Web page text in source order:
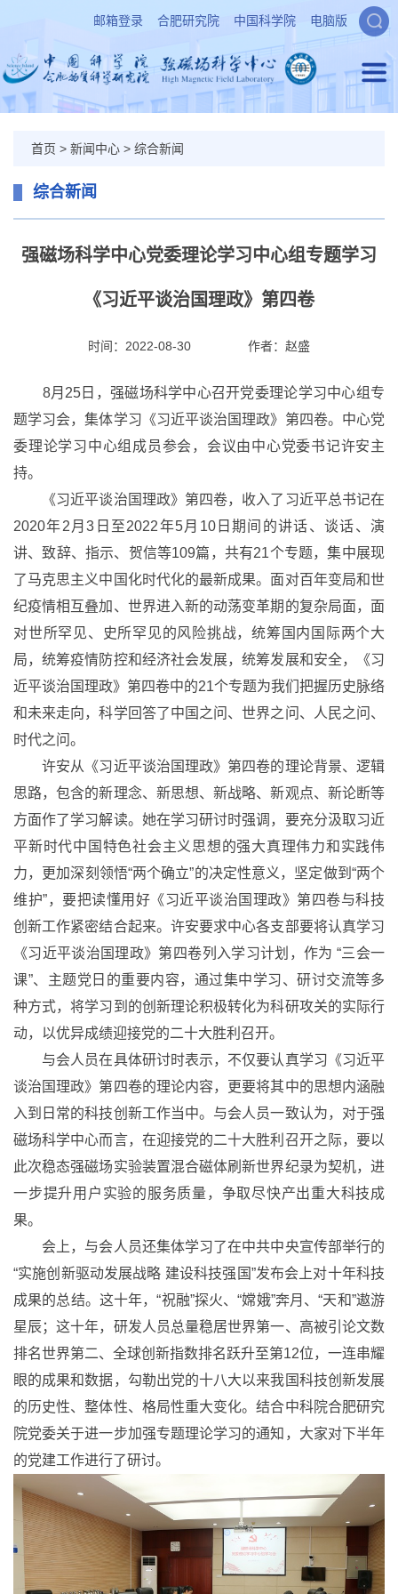
邮箱登录 合肥研究院 中国科学院 电脑版
首页 > 新闻中心 > 综合新闻
综合新闻
强磁场科学中心党委理论学习中心组专题学习
《习近平谈治国理政》第四卷
时间：2022-08-30 作者： 赵盛
8月25日，强磁场科学中心召开党委理论学习中心组专
题学习会，集体学习《习近平谈治国理政》第四卷。中心党
委理论学习中心组成员参会，会议由中心党委书记许安主
持。
《习近平谈治国理政》第四卷，收入了习近平总书记在
2020年2月3日至2022年5月10日期间的讲话、谈话、演
讲、致辞、指示、贺信等109篇，共有21个专题，集中展现
了马克思主义中国化时代化的最新成果。面对百年变局和世
纪疫情相互叠加、世界进入新的动荡变革期的复杂局面，面
对世所罕见、史所罕见的风险挑战，统筹国内国际两个大
局，统筹疫情防控和经济社会发展，统筹发展和安全，《习
近平谈治国理政》第四卷中的21个专题为我们把握历史脉络
和未来走向，科学回答了中国之问、世界之问、人民之问、
时代之问。
许安从《习近平谈治国理政》第四卷的理论背景、逻辑
思路，包含的新理念、新思想、新战略、新观点、新论断等
方面作了学习解读。她在学习研讨时强调，要充分汲取习近
平新时代中国特色社会主义思想的强大真理伟力和实践伟
力，更加深刻领悟“两个确立”的决定性意义，坚定做到“两个
维护”，要把读懂用好《习近平谈治国理政》第四卷与科技
创新工作紧密结合起来。许安要求中心各支部要将认真学习
《习近平谈治国理政》第四卷列入学习计划，作为 “三会一
课”、主题党日的重要内容，通过集中学习、研讨交流等多
种方式，将学习到的创新理论积极转化为科研攻关的实际行
动，以优异成绩迎接党的二十大胜利召开。
与会人员在具体研讨时表示，不仅要认真学习《习近平
谈治国理政》第四卷的理论内容，更要将其中的思想内涵融
入到日常的科技创新工作当中。与会人员一致认为，对于强
磁场科学中心而言，在迎接党的二十大胜利召开之际，要以
此次稳态强磁场实验装置混合磁体刷新世界纪录为契机，进
一步提升用户实验的服务质量，争取尽快产出重大科技成
果。
会上，与会人员还集体学习了在中共中央宣传部举行的
“实施创新驱动发展战略 建设科技强国”发布会上对十年科技
成果的总结。这十年，“祝融”探火、“嫦娥”奔月、“天和”遨游
星辰；这十年，研发人员总量稳居世界第一、高被引论文数
排名世界第二、全球创新指数排名跃升至第12位，一连串耀
眼的成果和数据，勾勒出党的十八大以来我国科技创新发展
的历史性、整体性、格局性重大变化。结合中科院合肥研究
院党委关于进一步加强专题理论学习的通知，大家对下半年
的党建工作进行了研讨。